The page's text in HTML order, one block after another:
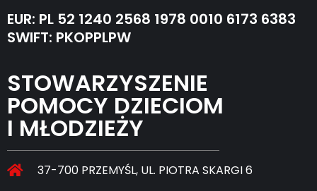
EUR: PL 52 1240 2568 1978 0010 6173 6383
SWIFT: PKOPPLPW
STOWARZYSZENIE
POMOCY DZIECIOM
I MŁODZIEŻY
37-700 PRZEMYŚL, UL. PIOTRA SKARGI 6